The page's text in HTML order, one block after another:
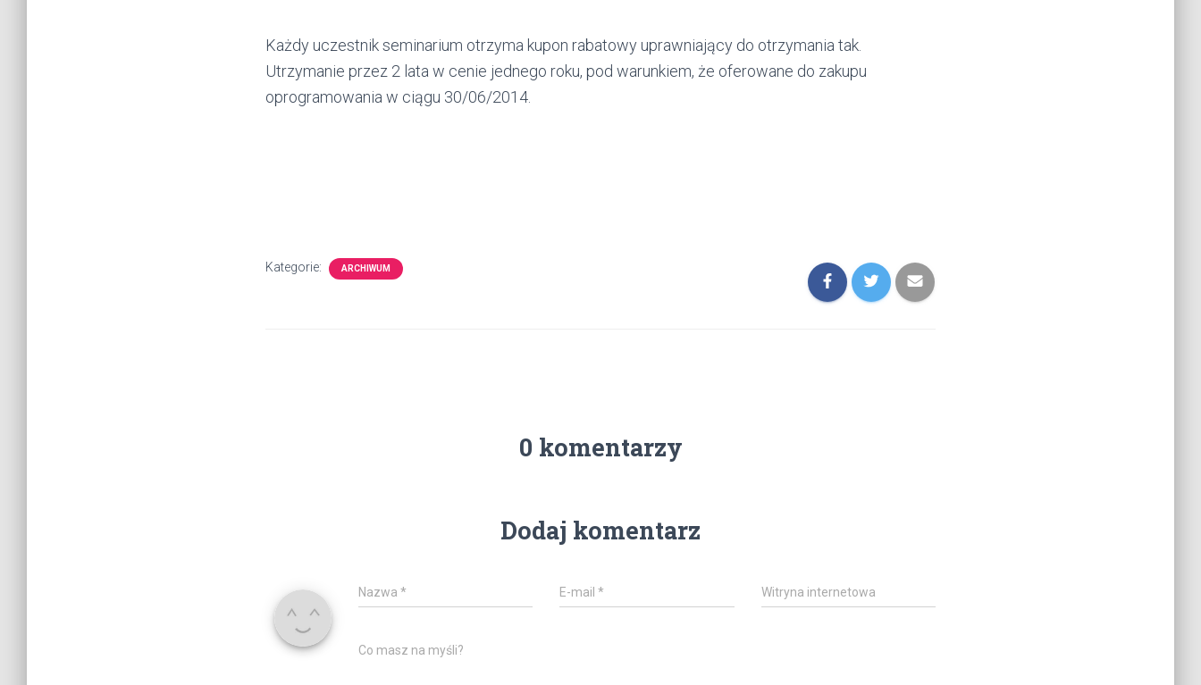
Każdy uczestnik seminarium otrzyma kupon rabatowy uprawniający do otrzymania tak.
Utrzymanie przez 2 lata w cenie jednego roku, pod warunkiem, że oferowane do zakupu
oprogramowania w ciągu 30/06/2014.
Kategorie: ARCHIWUM
0 komentarzy
Dodaj komentarz
Nazwa * E-mail* Witryna internetowa
Co masz na myśli?